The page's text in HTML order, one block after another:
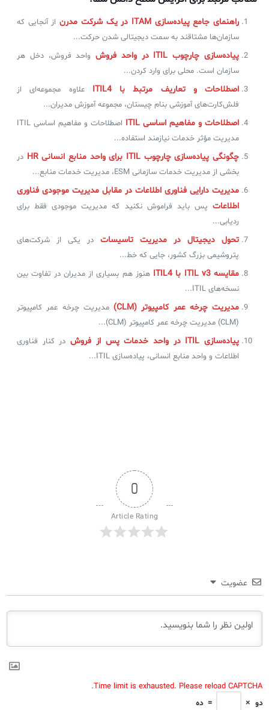
راهنمای جامع پیاده‌سازی ITAM در یک شرکت مدرن
از آنجایی که
سازمان‌ها مشتاقند به سمت دیجیتالی شدن حرکت...
پیاده‌سازی چارچوب ITIL در واحد فروش
واحد فروش، دخل هر
سازمان است. محلی برای وارد کردن...
اصطلاحات و تعاریف مرتبط با ITIL4
علاوه مجموعه‌ای از
فلش‌کارت‌های آموزشی بنام چیستان، مجموعه‌ آموزش مدیران...
اصطلاحات و مفاهیم اساسی ITIL
اصطلاحات و مفاهیم اساسی ITIL
مدیریت مؤثر خدمات نیازمند استفاده...
چگونگی پیاده‌سازی چارچوب ITIL‌ برای واحد منابع انسانی HR
در
بخشی از مدیریت خدمات سازمانی ESM، مدیریت خدمات منابع...
مدیریت دارایی فناوری اطلاعات در مقابل مدیریت موجودی فناوری
اطلاعات پس باید فراموش نکنید که مدیریت موجودی فقط برای
ردیابی...
تحول دیجیتال در مدیریت تاسیسات
در یکی از شرکت‌های
پتروشیمی بزرگ کشور، جایی که خط...
مقایسه ITIL v3 با ITIL4
هنوز هم بسیاری از مدیران در تفاوت بین
نسخه‌های ITIL...
مدیریت چرخه عمر کامپیوتر (CLM)
مدیریت چرخه عمر کامپیوتر
(CLM) مدیریت چرخه عمر کامپیوتر (CLM)...
پیاده‌سازی ITIL در واحد خدمات پس از فروش
در کنار فناوری
اطلاعات و واحد منابع انسانی، پیاده‌سازی ITIL...
0
Article Rating
عضویت
Time limit is exhausted. Please reload CAPTCHA.
دو ×
= ده